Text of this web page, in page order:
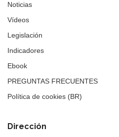
Noticias
Vídeos
Legislación
Indicadores
Ebook
PREGUNTAS FRECUENTES
Política de cookies (BR)
Dirección